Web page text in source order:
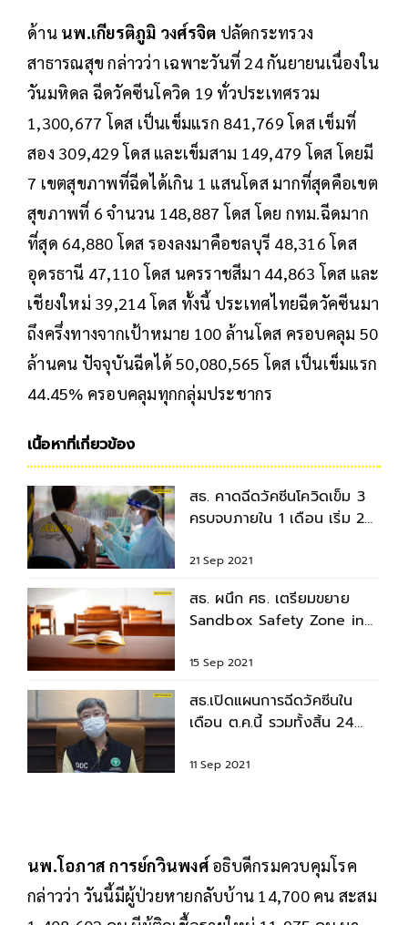
ด้าน นพ.เกียรติภูมิ วงศ์รจิต ปลัดกระทรวง
สาธารณสุข กล่าวว่า เฉพาะวันที่ 24 กันยายนเนื่องใน
วันมหิดล ฉีดวัคซีนโควิด 19 ทั่วประเทศรวม
1,300,677 โดส เป็นเข็มแรก 841,769 โดส เข็มที่
สอง 309,429 โดส และเข็มสาม 149,479 โดส โดยมี
7 เขตสุขภาพที่ฉีดได้เกิน 1 แสนโดส มากที่สุดคือเขต
สุขภาพที่ 6 จำนวน 148,887 โดส โดย กทม.ฉีดมาก
ที่สุด 64,880 โดส รองลงมาคือชลบุรี 48,316 โดส
อุดรธานี 47,110 โดส นครราชสีมา 44,863 โดส และ
เชียงใหม่ 39,214 โดส ทั้งนี้ ประเทศไทยฉีดวัคซีนมา
ถึงครึ่งทางจากเป้าหมาย 100 ล้านโดส ครอบคลุม 50
ล้านคน ปัจจุบันฉีดได้ 50,080,565 โดส เป็นเข็มแรก
44.45% ครอบคลุมทุกกลุ่มประชากร
เนื้อหาที่เกี่ยวข้อง
สธ. คาดฉีดวัคซีนโควิดเข็ม 3
ครบจบภายใน 1 เดือน เริ่ม 24
21 Sep 2021
สธ. ผนึก ศธ. เตรียมขยาย
Sandbox Safety Zone in
15 Sep 2021
สธ.เปิดแผนการฉีดวัคซีนใน
เดือน ต.ค.นี้ รวมทั้งสิ้น 24
11 Sep 2021
นพ.โอภาส การย์กวินพงศ์อธิบดีกรมควบคุมโรค
กล่าวว่า วันนี้มีผู้ป่วยหายกลับบ้าน 14,700 คน สะสม